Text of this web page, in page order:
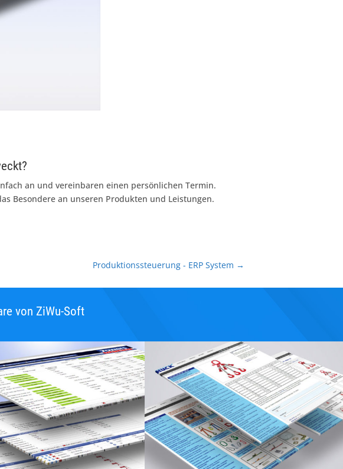
an und vereinbaren einen persönlichen Termin.
Besondere an unseren Produkten und Leistungen.
Produktionssteuerung - ERP System →
von ZiWu-Soft